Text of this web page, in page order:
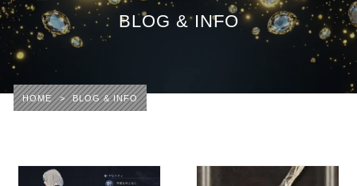
BLOG & INFO
HOME > BLOG & INFO